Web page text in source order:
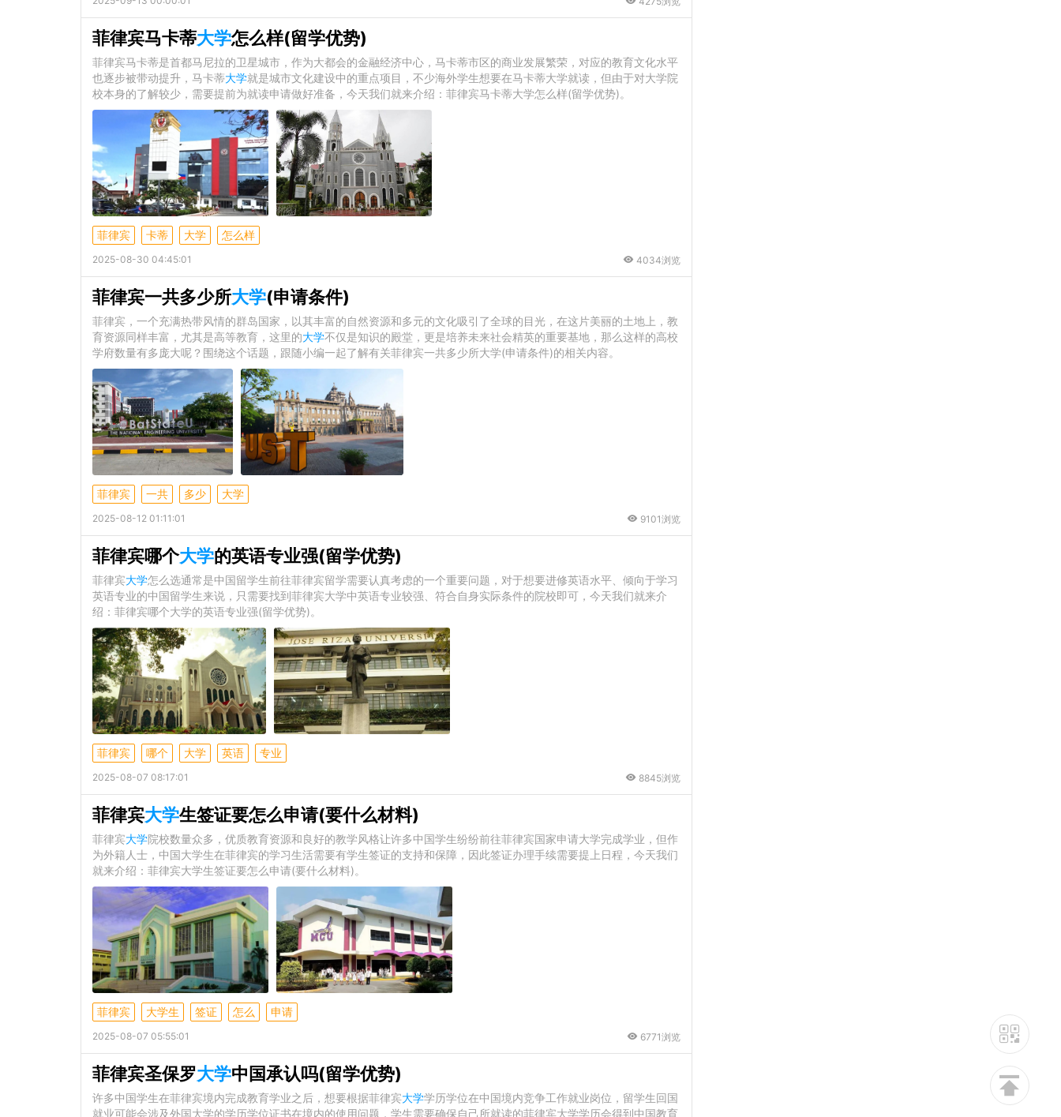
菲律宾马卡蒂大学怎么样(留学优势)
菲律宾马卡蒂是首都马尼拉的卫星城市，作为大都会的金融经济中心，马卡蒂市区的商业发展繁荣，对应的教育文化水平
也逐步被带动提升，马卡蒂大学就是城市文化建设中的重点项目，不少海外学生想要在马卡蒂大学就读，但由于对大学院
校本身的了解较少，需要提前为就读申请做好准备，今天我们就来介绍：菲律宾马卡蒂大学怎么样(留学优势)。
菲律宾 卡蒂 大学 怎么样
2025-08-30 04:45:01 4034浏览
菲律宾一共多少所大学(申请条件)
菲律宾，一个充满热带风情的群岛国家，以其丰富的自然资源和多元的文化吸引了全球的目光，在这片美丽的土地上，教
育资源同样丰富，尤其是高等教育，这里的大学不仅是知识的殿堂，更是培养未来社会精英的重要基地，那么这样的高校
学府数量有多庞大呢？围绕这个话题，跟随小编一起了解有关菲律宾一共多少所大学(申请条件)的相关内容。
菲律宾 一共 多少 大学
2025-08-12 01:11:01 9101浏览
菲律宾哪个大学的英语专业强(留学优势)
菲律宾大学怎么选通常是中国留学生前往菲律宾留学需要认真考虑的一个重要问题，对于想要进修英语水平、倾向于学习
英语专业的中国留学生来说，只需要找到菲律宾大学中英语专业较强、符合自身实际条件的院校即可，今天我们就来介
绍：菲律宾哪个大学的英语专业强(留学优势)。
菲律宾 哪个 大学 英语 专业
2025-08-07 08:17:01 8845浏览
菲律宾大学生签证要怎么申请(要什么材料)
菲律宾大学院校数量众多，优质教育资源和良好的教学风格让许多中国学生纷纷前往菲律宾国家申请大学完成学业，但作
为外籍人士，中国大学生在菲律宾的学习生活需要有学生签证的支持和保障，因此签证办理手续需要提上日程，今天我们
就来介绍：菲律宾大学生签证要怎么申请(要什么材料)。
菲律宾 大学生 签证 怎么 申请
2025-08-07 05:55:01 6771浏览
菲律宾圣保罗大学中国承认吗(留学优势)
许多中国学生在菲律宾境内完成教育学业之后，想要根据菲律宾大学学历学位在中国境内竞争工作就业岗位，留学生回国
就业可能会涉及外国大学的学历学位证书在境内的使用问题，学生需要确保自己所就读的菲律宾大学学历会得到中国教育